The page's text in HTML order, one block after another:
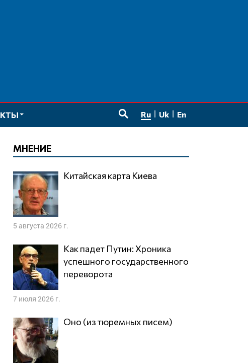
Ru Uk En
МНЕНИЕ
Китайская карта Киева
5 августа 2026 г.
Как падет Путин: Хроника
успешного государственного
переворота
7 июля 2026 г.
Оно (из тюремных писем)